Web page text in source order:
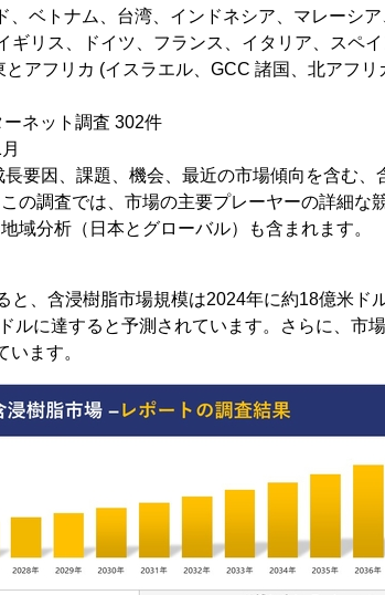
、ベトナム、台湾、インドネシア、マレーシ
ギリス、ドイツ、フランス、イタリア、スペ
とアフリカ (イスラエル、GCC 諸国、北アフ
ネット調査 302件
要因、課題、機会、最近の市場傾向を含む、
の調査では、市場の主要プレーヤーの詳細な
域分析（日本とグローバル）も含まれます。
と、含浸樹脂市場規模は2024年に約18億米ド
ルに達すると予測されています。さらに、市
ます。